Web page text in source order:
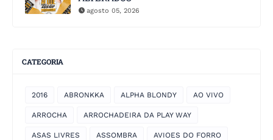
agosto 05, 2026
CATEGORIA
2016 ABRONKKA ALPHA BLONDY AO VIVO
ARROCHA ARROCHADEIRA DA PLAY WAY
ASAS LIVRES ASSOMBRA AVIOES DO FORRO